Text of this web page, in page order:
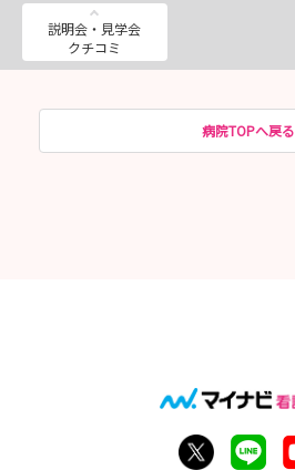
説明会・見学会
クチコミ
病院TOPへ戻る